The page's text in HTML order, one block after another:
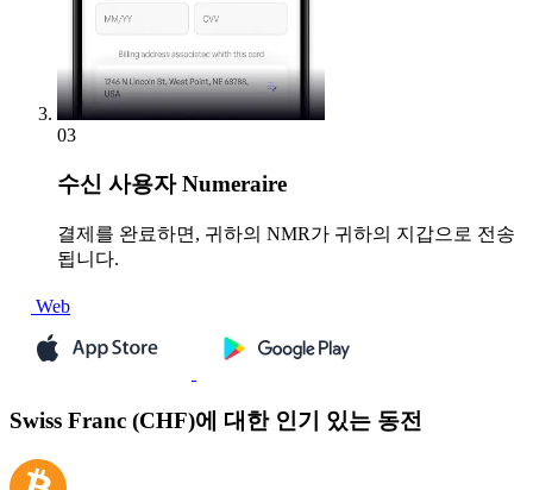
03
수신 사용자 Numeraire
결제를 완료하면, 귀하의 NMR가 귀하의 지갑으로 전송
됩니다.
Web
Swiss Franc (CHF)에 대한 인기 있는 동전